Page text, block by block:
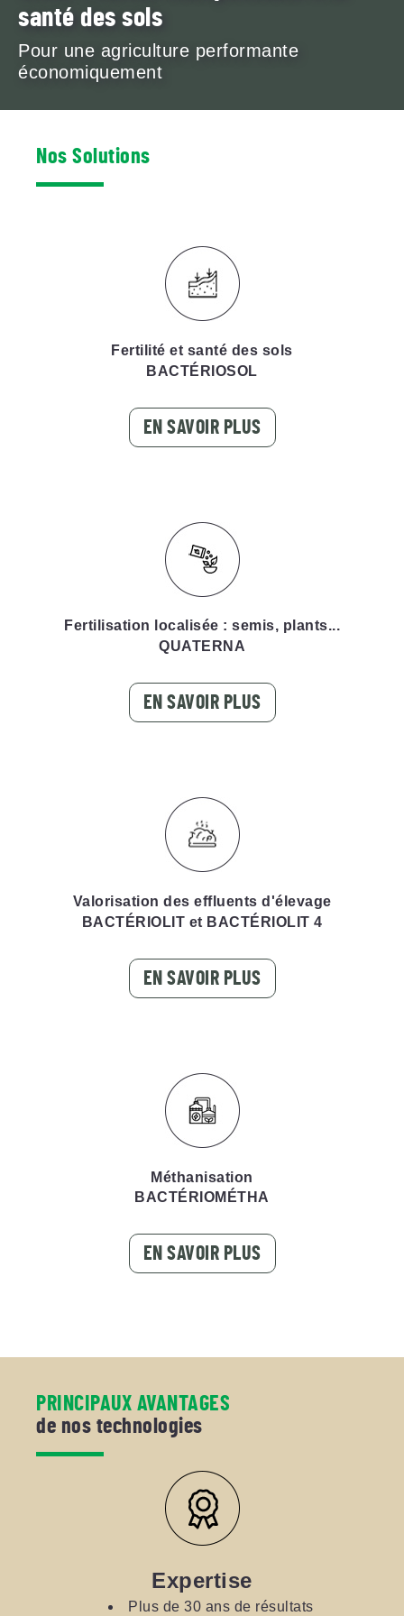
santé des sols
Pour une agriculture performante
économiquement
Nos Solutions
Fertilité et santé des sols
BACTÉRIOSOL
EN SAVOIR PLUS
Fertilisation localisée : semis, plants...
QUATERNA
EN SAVOIR PLUS
Valorisation des effluents d'élevage
BACTÉRIOLIT et BACTÉRIOLIT 4
EN SAVOIR PLUS
Méthanisation
BACTÉRIOMÉTHA
EN SAVOIR PLUS
PRINCIPAUX AVANTAGES
de nos technologies
Expertise
Plus de 30 ans de résultats